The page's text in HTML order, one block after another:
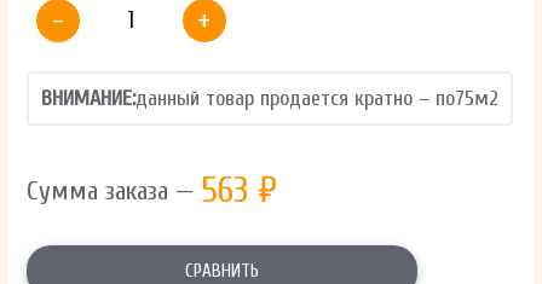
-
+
ВНИМАНИЕ:данный товар продается кратно – по75м2
Сумма заказа — 563 ₽
СРАВНИТЬ